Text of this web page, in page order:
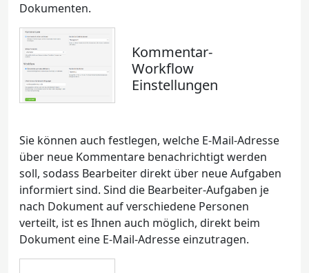
Dokumenten.
Kommentar-
Workflow
Einstellungen
Sie können auch festlegen, welche E-Mail-Adresse
über neue Kommentare benachrichtigt werden
soll, sodass Bearbeiter direkt über neue Aufgaben
informiert sind. Sind die Bearbeiter-Aufgaben je
nach Dokument auf verschiedene Personen
verteilt, ist es Ihnen auch möglich, direkt beim
Dokument eine E-Mail-Adresse einzutragen.